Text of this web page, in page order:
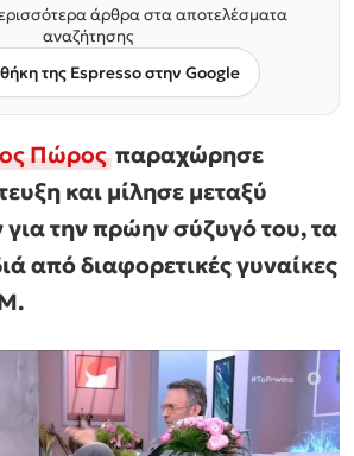
άρθρα στα αποτελέσματα
αναζήτησης
της Espresso στην Google
Πώροςπαραχώρησε
και μίλησε μεταξύ
την πρώην σύζυγό του, τα
από διαφορετικές γυναίκες